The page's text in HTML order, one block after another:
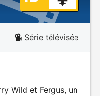
Série télévisée
Wild et Fergus, un